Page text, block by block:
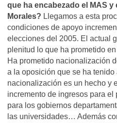
que ha encabezado el MAS y
Morales? Llegamos a esta
condiciones de apoyo
elecciones del 2005. El actual
plenitud lo que ha prometido
Ha prometido nacionalización
a la oposición que se ha tenido
nacionalización es un hecho y
incremento de ingresos para el
para los gobiernos
las universidades… Además